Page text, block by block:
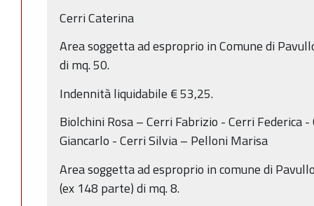
Cerri Caterina
Area soggetta ad esproprio in Comune di
di mq. 50.
Indennità liquidabile € 53,25.
Biolchini Rosa – Cerri Fabrizio - Cerri Federica
Giancarlo - Cerri Silvia – Pelloni Marisa
Area soggetta ad esproprio in comune di
(ex 148 parte) di mq. 8.